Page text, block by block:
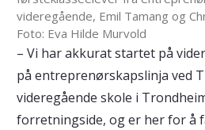
videregående, Emil Tamang og
Foto: Eva Hilde Murvold
– Vi har akkurat startet på
på entreprenørskapslinja ved
videregående skole i
forretningside, og er her for å